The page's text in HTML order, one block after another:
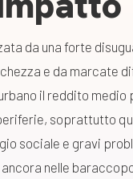
da una forte
e da marcate
il reddito
soprattutto
sociale e gravi
nelle